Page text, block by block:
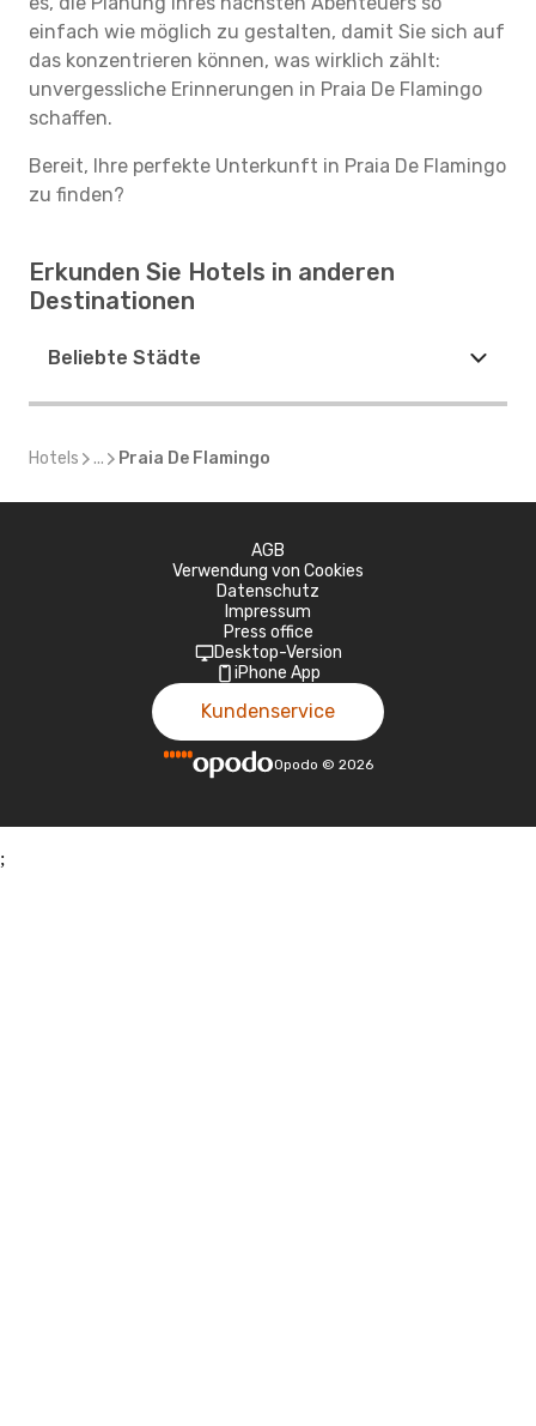
einfach wie möglich zu gestalten, damit Sie sich auf
das konzentrieren können, was wirklich zählt:
unvergessliche Erinnerungen in Praia De Flamingo
schaffen.
Bereit, Ihre perfekte Unterkunft in Praia De Flamingo
zu finden?
Erkunden Sie Hotels in anderen
Destinationen
Beliebte Städte
Hotels ... Praia De Flamingo
AGB
Verwendung von Cookies
Datenschutz
Impressum
Press office
Desktop-Version
iPhone App
Kundenservice
Opodo © 2026
;